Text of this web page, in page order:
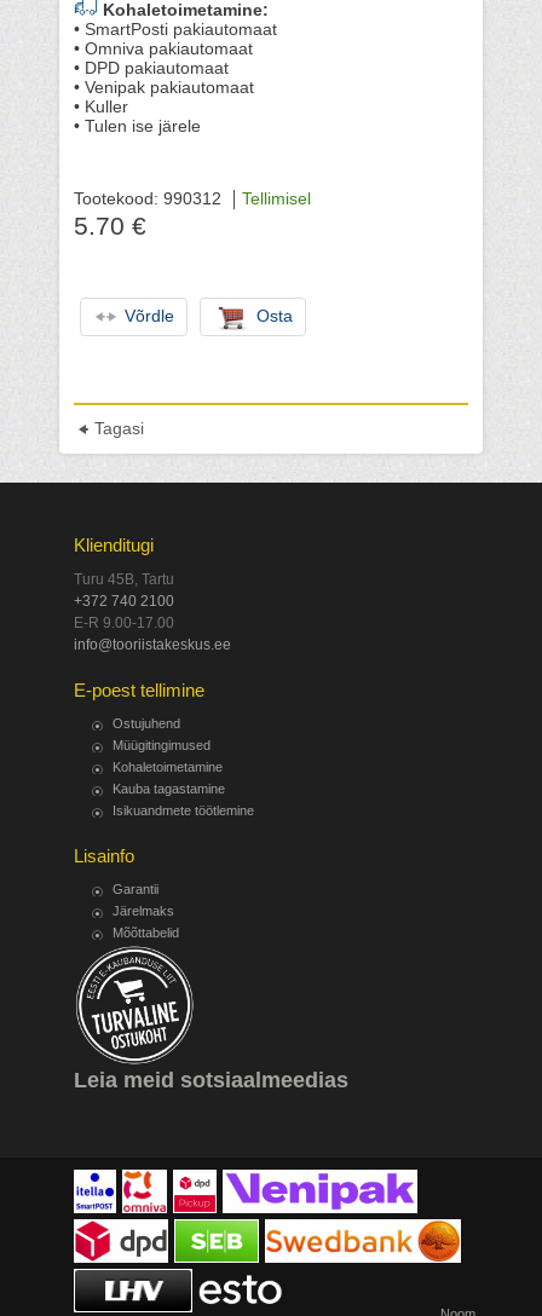
Kohaletoimetamine:
• SmartPosti pakiautomaat
• Omniva pakiautomaat
• DPD pakiautomaat
• Venipak pakiautomaat
• Kuller
• Tulen ise järele
Tootekood: 990312 Tellimisel
5.70 €
Võrdle Osta
Tagasi
Klienditugi
Turu 45B, Tartu
+372 740 2100
E-R 9.00-17.00
info@tooriistakeskus.ee
E-poest tellimine
Ostujuhend
Müügitingimused
Kohaletoimetamine
Kauba tagastamine
Isikuandmete töötlemine
Lisainfo
Garantii
Järelmaks
Mõõttabelid
Leia meid sotsiaalmeedias